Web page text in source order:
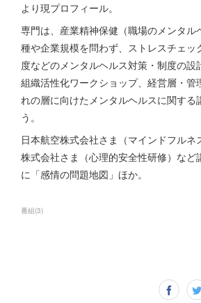
より現プロフィール。
専門は、産業精神保健（職場のメンタル
種や企業規模を問わず、ストレスチェッ
度などのメンタルヘルス対策・制度の設
組織活性化ワークショップ、経営層・管
れの層に向けたメンタルヘルスに関する
う。
日本航空株式会社さま（マインドフルネ
株式会社さま（心理的安全性研修）など
に「感情の問題地図」ほか。
番組(3)